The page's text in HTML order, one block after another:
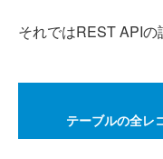
それではREST APIの
テーブルの全レ